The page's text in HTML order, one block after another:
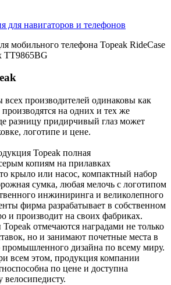
для навигаторов и телефонов
мобильного телефона Topeak RideCase
TT9865BG
всех производителей одинаковы как
на одних и тех же
разницу придирчивый глаз может
логотипе и цене.
Topeak полная
копиям на прилавках
крыло или насос, компактный набор
сумка, любая мелочь с логотипом
инжиниринга и великолепного
фирма разрабатывает в собственном
и производит на своих фабриках.
отмечаются наградами не только
но и занимают почетные места в
промышленного дизайна по всему миру.
всем этом, продукция компании
по цене и доступна